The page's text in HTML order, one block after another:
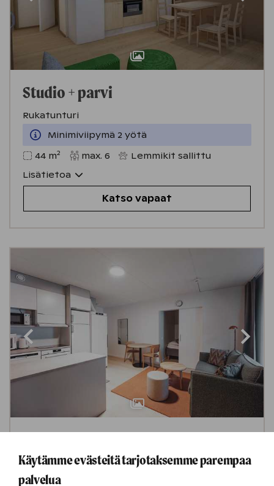
Studio + parvi
Rukatunturi
Minimiviipymä 2 yötä
44 m2 max.6
Lemmikit sallittu
Lisätietoa
Katso vapaat
Rukatunturi
Minimiviipymä 2 yötä
Käytämme evästeitä tarjotaksemme parempaa
palvelua